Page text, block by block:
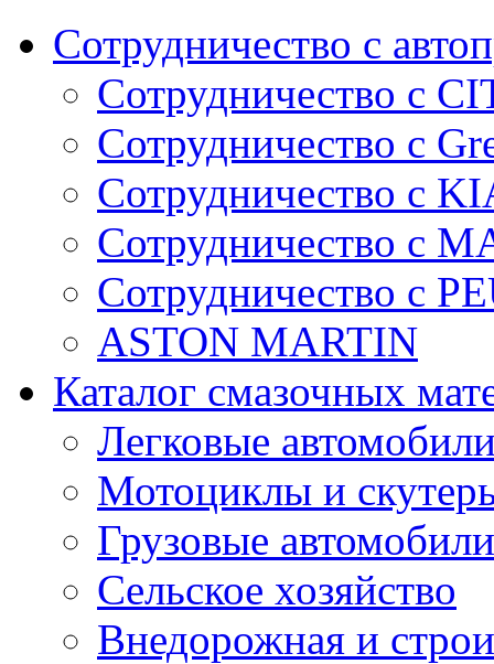
Сотрудничество с
Сотрудничество с
Сотрудничество с
Сотрудничество с
Сотрудничество с
Сотрудничество с
ASTON MARTIN
Каталог смазочных
Легковые
Мотоциклы и
Грузовые автомобили
Сельское хозяйство
Внедорожная и